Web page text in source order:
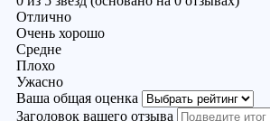
Отлично
Очень хорошо
Средне
Плохо
Ужасно
Ваша общая оценка
Заголовок вашего отзыва